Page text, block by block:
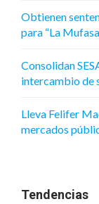
Obtienen
para “La
Consolidan
intercambio de
Lleva Felifer
mercados
Tendencias